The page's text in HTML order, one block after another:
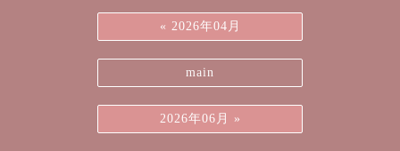
« 2026年04月
main
2026年06月 »